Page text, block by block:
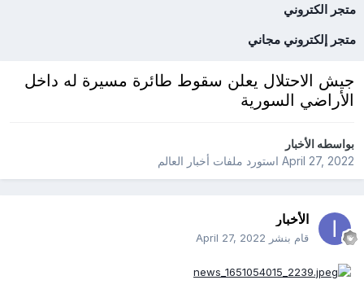
متجر الكتروني
متجر إلكتروني مجاني
جيش الاحتلال يعلن سقوط طائرة مسيرة له داخل
الأراضي السورية
بواسطهالأخبار
April 27, 2022استورد ملفات أخبار العالم
الأخبار
قام بنشر April 27, 2022